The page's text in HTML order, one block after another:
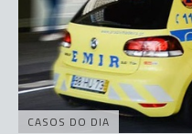
CASOS DO DIA